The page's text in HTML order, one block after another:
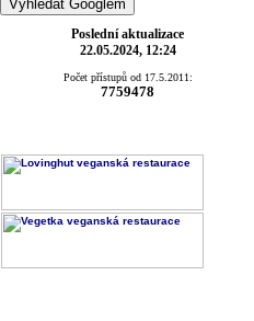
Poslední aktualizace
22.05.2024, 12:24
Počet přístupů od 17.5.2011:
7759478